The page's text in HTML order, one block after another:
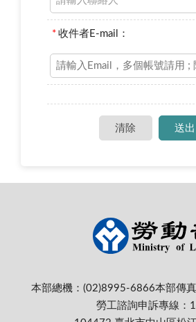
* 收件者E-mail：
本部總機：(02)8995-6866本部傳
勞工諮詢申訴專線：